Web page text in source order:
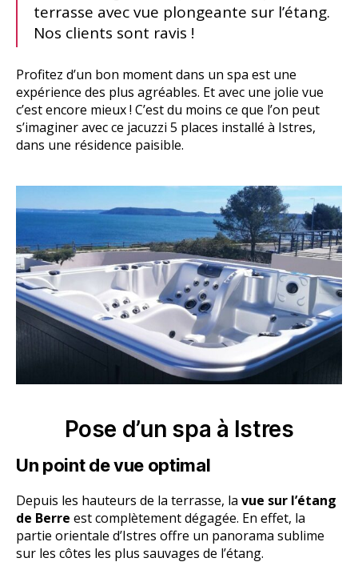
terrasse avec vue plongeante sur l’étang.
Nos clients sont ravis !
Profitez d’un bon moment dans un spa est une
expérience des plus agréables. Et avec une jolie vue
c’est encore mieux ! C’est du moins ce que l’on peut
s’imaginer avec ce jacuzzi 5 places installé à Istres,
dans une résidence paisible.
Pose d’un spa à Istres
Un point de vue optimal
Depuis les hauteurs de la terrasse, la vue sur l’étang
de Berre est complètement dégagée. En effet, la
partie orientale d’Istres offre un panorama sublime
sur les côtes les plus sauvages de l’étang.